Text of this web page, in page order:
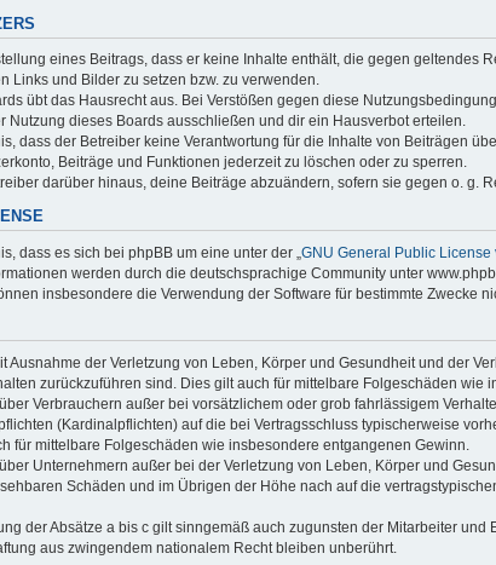
eines Beitrags, dass er keine Inhalte enthält, die gegen
Links und Bilder zu setzen bzw. zu verwenden.
übt das Hausrecht aus. Bei Verstößen gegen diese
Nutzung dieses Boards ausschließen und dir ein Hausverbot erteilen.
dass der Betreiber keine Verantwortung für die Inhalte von Beiträgen
Beiträge und Funktionen jederzeit zu löschen oder zu sperren.
darüber hinaus, deine Beiträge abzuändern, sofern sie gegen o.
dass es sich bei phpBB um eine unter der „ GNU General Public License
werden durch die deutschsprachige Community unter
insbesondere die Verwendung der Software für bestimmte Zwecke
Ausnahme der Verletzung von Leben, Körper und Gesundheit und der
zurückzuführen sind. Dies gilt auch für mittelbare Folgeschäden wie
Verbrauchern außer bei vorsätzlichem oder grob fahrlässigem
(Kardinalpflichten) auf die bei Vertragsschluss typischerweise
für mittelbare Folgeschäden wie insbesondere entgangenen Gewinn.
Unternehmern außer bei der Verletzung von Leben, Körper und
Schäden und im Übrigen der Höhe nach auf die
der Absätze a bis c gilt sinngemäß auch zugunsten der Mitarbeiter und
aus zwingendem nationalem Recht bleiben unberührt.